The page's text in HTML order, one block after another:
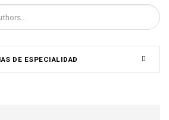
DE ESPECIALIDAD